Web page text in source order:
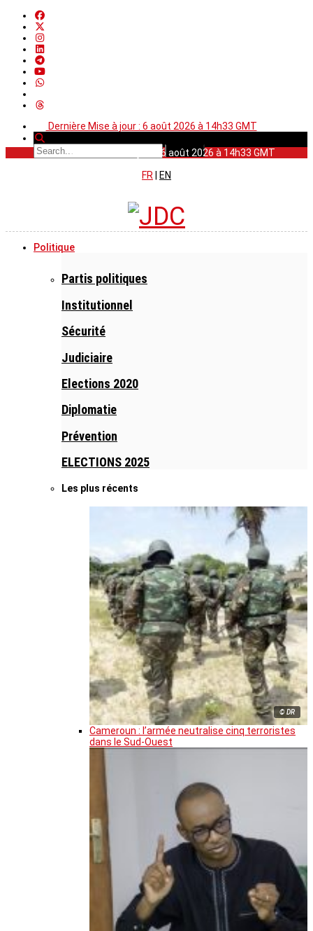
Dernière Mise à jour : 6 août 2026 à 14h33 GMT
Dernière Mise à jour : 6 août 2026 à 14h33 GMT
FR
EN
Politique
Partis politiques
Institutionnel
Sécurité
Judiciaire
Elections 2020
Diplomatie
Prévention
ELECTIONS 2025
Les plus récents
© DR
Cameroun : l’armée neutralise cinq terroristes
dans le Sud-Ouest